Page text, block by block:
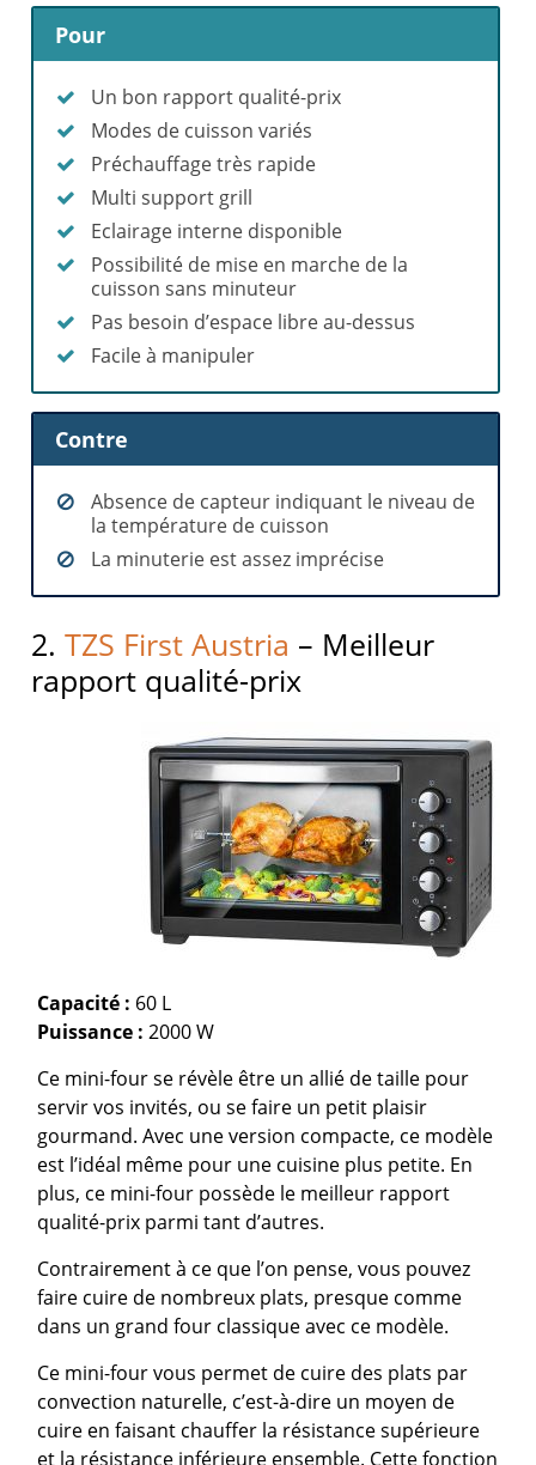
Pour
Un bon rapport qualité-prix
Modes de cuisson variés
Préchauffage très rapide
Multi support grill
Eclairage interne disponible
Possibilité de mise en marche de la
cuisson sans minuteur
Pas besoin d’espace libre au-dessus
Facile à manipuler
Contre
Absence de capteur indiquant le niveau de
la température de cuisson
La minuterie est assez imprécise
2.TZS First Austria – Meilleur
rapport qualité-prix
Capacité : 60 L
Puissance :2000 W
Ce mini-four se révèle être un allié de taille pour
servir vos invités, ou se faire un petit plaisir
gourmand. Avec une version compacte, ce modèle
est l’idéal même pour une cuisine plus petite. En
plus, ce mini-four possède le meilleur rapport
qualité-prix parmi tant d’autres.
Contrairement à ce que l’on pense, vous pouvez
faire cuire de nombreux plats, presque comme
dans un grand four classique avec ce modèle.
Ce mini-four vous permet de cuire des plats par
convection naturelle, c’est-à-dire un moyen de
cuire en faisant chauffer la résistance supérieure
et la résistance inférieure ensemble. Cette fonction